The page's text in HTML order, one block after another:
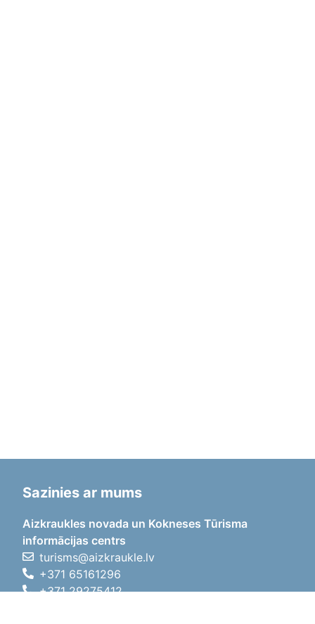
Sazinies ar mums
Aizkraukles novada un Kokneses Tūrisma
informācijas centrs
turisms@aizkraukle.lv
+371 65161296
+371 29275412